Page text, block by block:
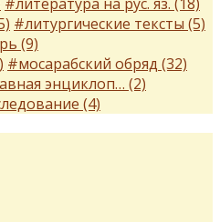
#литургические тексты (5)
(9)
#мосарабский обряд (32)
энциклоп… (2)
(4)